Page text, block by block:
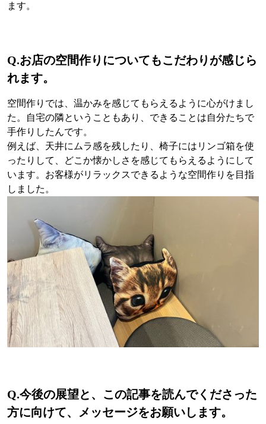
ます。
Q.お店の空間作りについてもこだわりが感じら
れます。
空間作りでは、温かみを感じてもらえるように心がけまし
た。自宅の隣ということもあり、できることは自分たちで
手作りしたんです。
例えば、天井にムラ感を残したり、椅子にはリンゴ箱を使
ったりして、どこか懐かしさを感じてもらえるようにして
います。お客様がリラックスできるような空間作りを目指
しました。
Q.今後の展望と、この記事を読んでくださった
方に向けて、メッセージをお願いします。